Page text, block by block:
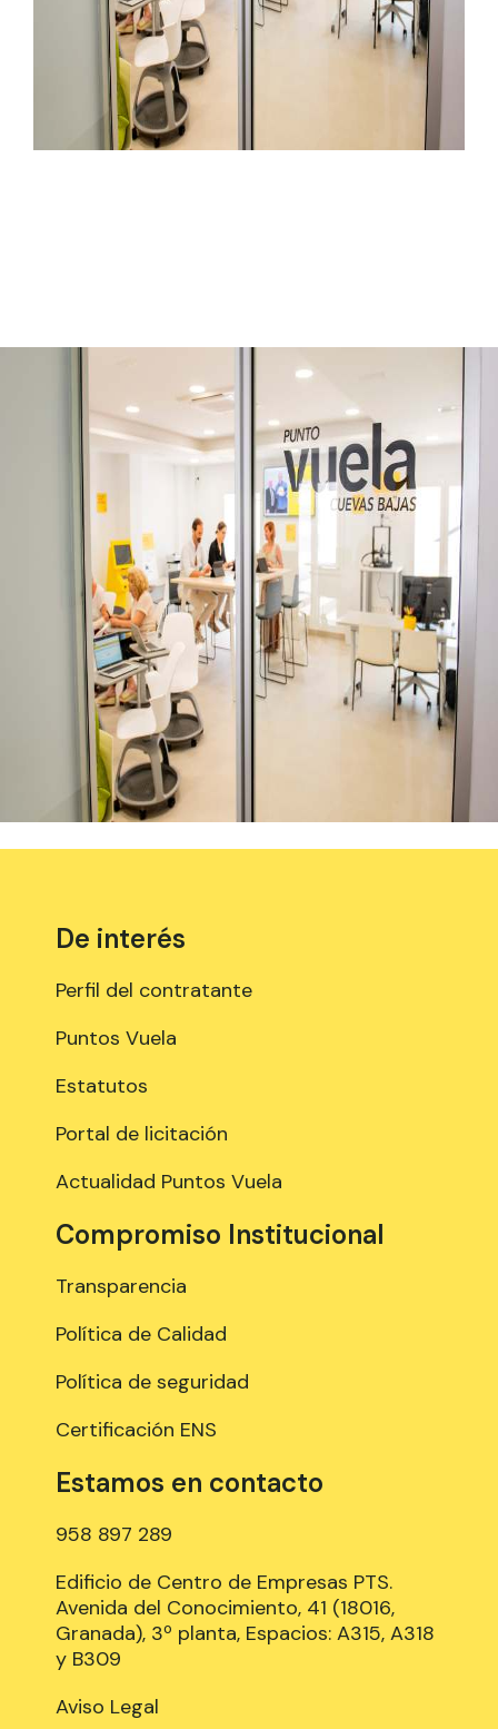
De interés
Perfil del contratante
Puntos Vuela
Estatutos
Portal de licitación
Actualidad Puntos Vuela
Compromiso Institucional
Transparencia
Política de Calidad
Política de seguridad
Certificación ENS
Estamos en contacto
958 897 289
Edificio de Centro de Empresas PTS.
Avenida del Conocimiento, 41 (18016,
Granada), 3º planta, Espacios: A315, A318
y B309
Aviso Legal